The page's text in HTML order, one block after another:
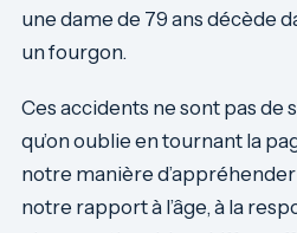
une dame de 79 ans décède
un fourgon.
Ces accidents ne sont pas de
qu’on oublie en tournant la
notre manière
notre rapport à l’âge, à la